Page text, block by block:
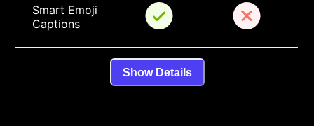
Smart Emoji
Captions
Show Details